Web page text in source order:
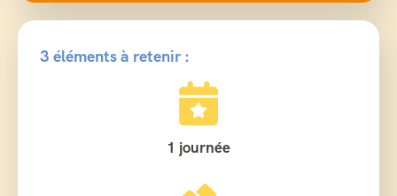
3 éléments à retenir :
1 journée